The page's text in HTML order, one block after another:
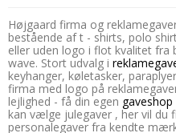
Højgaard firma og
bestående af t - shirts, polo
eller uden logo i flot kvalitet fra
wave. Stort udvalg i
keyhanger, køletasker,
firma med logo på
lejlighed - få din egen gaveshop
kan vælge julegaver , her vil du
personalegaver fra kendte